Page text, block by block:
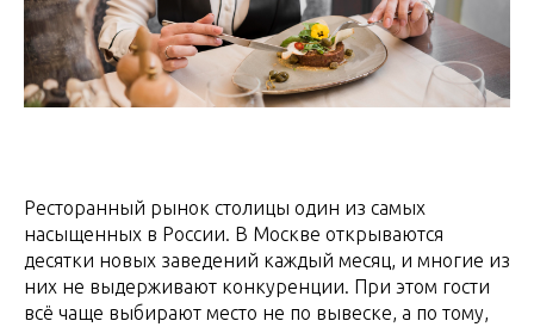
Ресторанный рынок столицы один из самых
насыщенных в России. В Москве открываются
десятки новых заведений каждый месяц, и многие из
них не выдерживают конкуренции. При этом гости
всё чаще выбирают место не по вывеске, а по тому,